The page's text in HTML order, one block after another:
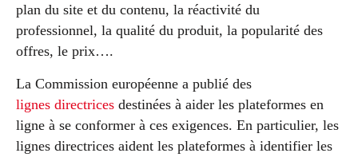
plan du site et du contenu, la réactivité du
professionnel, la qualité du produit, la popularité des
offres, le prix….
La Commission européenne a publié des
lignes directrices destinées à aider les plateformes en
ligne à se conformer à ces exigences. En particulier, les
lignes directrices aident les plateformes à identifier les